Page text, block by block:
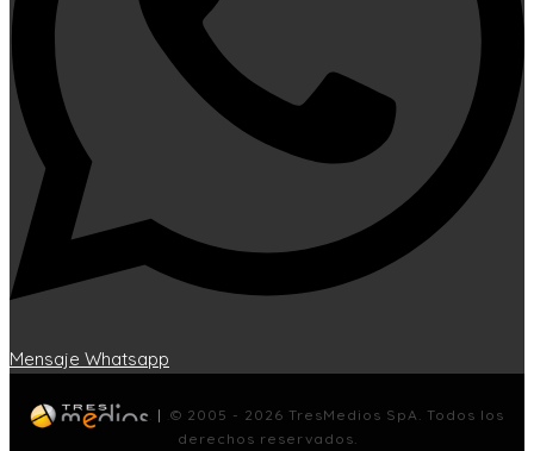
Mensaje Whatsapp
| © 2005 - 2026 TresMedios SpA. Todos los
derechos reservados.